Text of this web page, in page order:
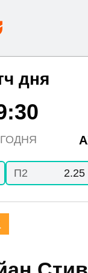
дня
П2 2.25